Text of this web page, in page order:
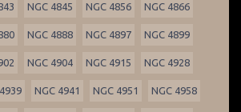
NGC 4845 NGC 4856 NGC 4866
NGC 4888 NGC 4897 NGC 4899
NGC 4904 NGC 4915 NGC 4928
NGC 4941 NGC 4951 NGC 4958